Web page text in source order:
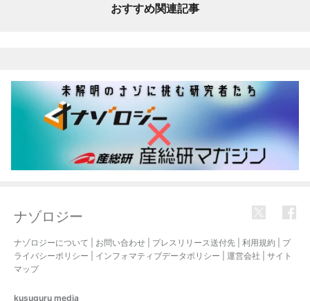
おすすめ関連記事
ナゾロジー
ナゾロジーについて お問い合わせ プレスリリース送付先 利用規約
プ
ライバシーポリシー
インフォマティブデータポリシー 運営会社
サイト
マップ
kusuguru media